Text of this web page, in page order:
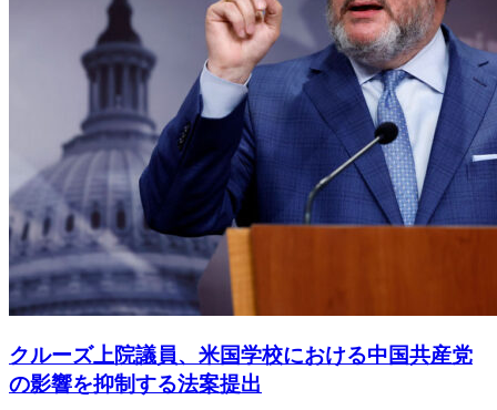
クルーズ上院議員、米国学校における中国共産党
の影響を抑制する法案提出